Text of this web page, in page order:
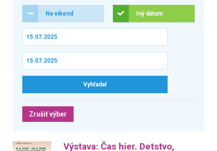
Na víkend Iný dátum
Zrušiť výber
Výstava: Čas hier. Detstvo,